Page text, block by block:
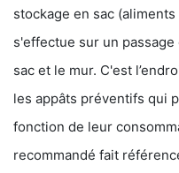
stockage en sac
s'effectue sur un
sac et le mur. C'est
les appâts préventifs qui
fonction de leur
recommandé fait